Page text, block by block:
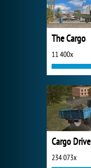
The Cargo
11 400x
Cargo Drive
234 073x